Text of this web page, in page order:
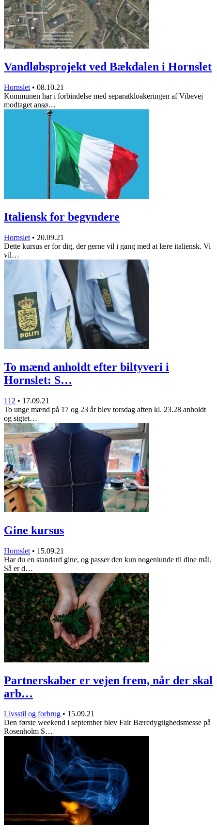
Vandløbsprojekt ved Bækdalen i Hornslet
Hornslet • 08.10.21
Kommunen har i forbindelse med separatkloakeringen af Vibevej
modtaget ansø…
Italiensk for begyndere
Hornslet • 20.09.21
Dette kursus er for dig, der gerne vil i gang med at lære italiensk. Vi
vil…
To mænd anholdt efter biltyveri i
Hornslet: S…
112 • 17.09.21
To unge mænd på 17 og 23 år blev torsdag aften kl. 23.28 anholdt
og sigtet…
Gine kursus
Hornslet • 15.09.21
Har du en standard gine, og passer den kun nogenlunde til dine mål.
Så er d…
Partnerskaber er vejen frem, når der skal
arb…
Livsstil og forbrug • 15.09.21
Den første weekend i september blev Fair Bæredygtighedsmesse på
Rosenholm S…